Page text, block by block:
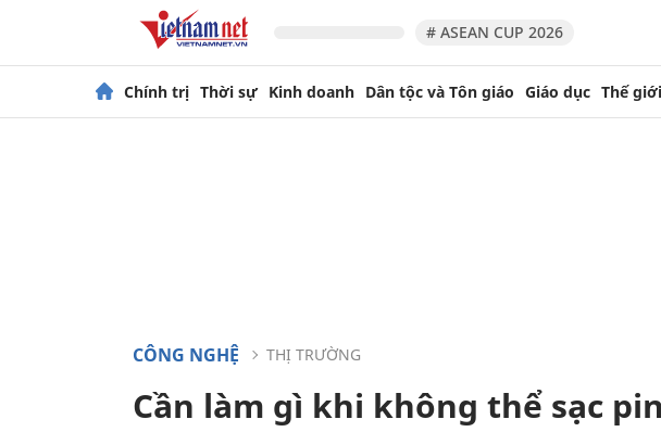
# ASEAN CUP 2026
Chính trị Thời sự Kinh doanh Dân tộc và Tôn giáo Giáo dục Thế giới
CÔNG NGHỆ THỊ TRƯỜNG
Cần làm gì khi không thể sạc